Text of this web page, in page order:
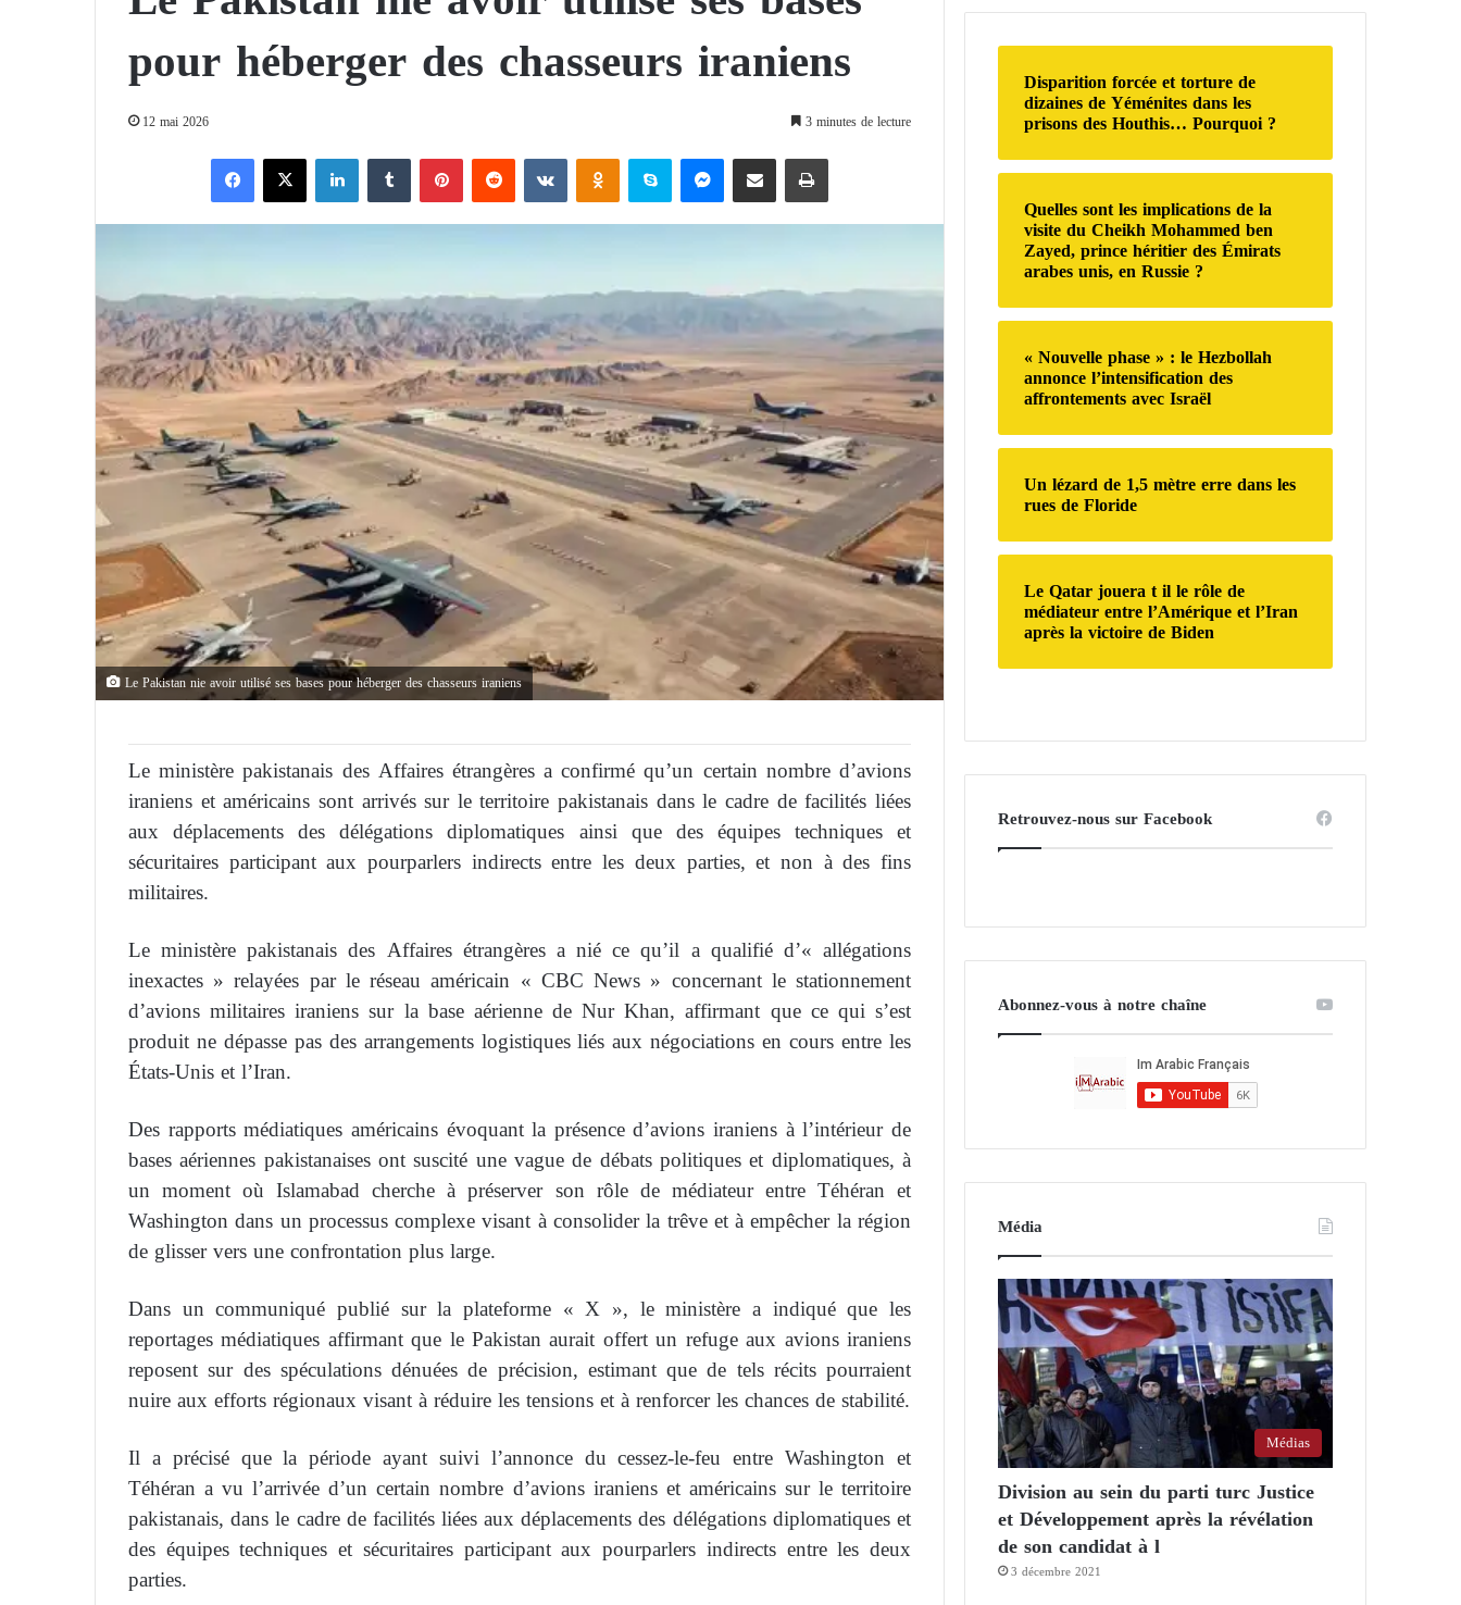
pour héberger des chasseurs iraniens
12 mai 2026 3 minutes de lecture
X
Le Pakistan nie avoir utilisé ses bases pour héberger des chasseurs iraniens
Le ministère pakistanais des Affaires étrangères a confirmé qu’un certain nombre d’avions
iraniens et américains sont arrivés sur le territoire pakistanais dans le cadre de facilités liées
aux déplacements des délégations diplomatiques ainsi que des équipes techniques et
sécuritaires participant aux pourparlers indirects entre les deux parties, et non à des fins
militaires.
Le ministère pakistanais des Affaires étrangères a nié ce qu’il a qualifié d’« allégations
inexactes » relayées par le réseau américain « CBC News » concernant le stationnement
d’avions militaires iraniens sur la base aérienne de Nur Khan, affirmant que ce qui s’est
produit ne dépasse pas des arrangements logistiques liés aux négociations en cours entre les
États-Unis et l’Iran.
Des rapports médiatiques américains évoquant la présence d’avions iraniens à l’intérieur de
bases aériennes pakistanaises ont suscité une vague de débats politiques et diplomatiques, à
un moment où Islamabad cherche à préserver son rôle de médiateur entre Téhéran et
Washington dans un processus complexe visant à consolider la trêve et à empêcher la région
de glisser vers une confrontation plus large.
Dans un communiqué publié sur la plateforme « X », le ministère a indiqué que les
reportages médiatiques affirmant que le Pakistan aurait offert un refuge aux avions iraniens
reposent sur des spéculations dénuées de précision, estimant que de tels récits pourraient
nuire aux efforts régionaux visant à réduire les tensions et à renforcer les chances de stabilité.
Il a précisé que la période ayant suivi l’annonce du cessez-le-feu entre Washington et
Téhéran a vu l’arrivée d’un certain nombre d’avions iraniens et américains sur le territoire
pakistanais, dans le cadre de facilités liées aux déplacements des délégations diplomatiques et
des équipes techniques et sécuritaires participant aux pourparlers indirects entre les deux
parties.
c
h
e
r
:
Disparition forcée et torture de
dizaines de Yéménites dans les
prisons des Houthis… Pourquoi ?
Quelles sont les implications de la
visite du Cheikh Mohammed ben
Zayed, prince héritier des Émirats
arabes unis, en Russie ?
« Nouvelle phase » : le Hezbollah
annonce l’intensification des
affrontements avec Israël
Un lézard de 1,5 mètre erre dans les
rues de Floride
Le Qatar jouera t il le rôle de
médiateur entre l’Amérique et l’Iran
après la victoire de Biden
Retrouvez-nous sur Facebook
Abonnez-vous à notre chaîne
Média
Médias
Division au sein du parti turc Justice
et Développement après la révélation
de son candidat à l
3 décembre 2021